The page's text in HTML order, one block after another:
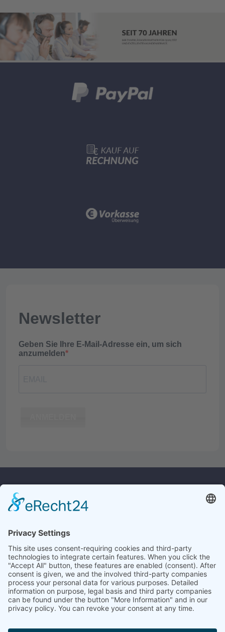
Newsletter
Geben Sie Ihre E-Mail-Adresse ein, um sich
anzumelden
Kontakt
Monforts Quartier 32
Tel.:+49 2161/23619
E-Mail:info@culina.de
Datenschutz
AGB
Impressum
Service
Angebotsanfrage